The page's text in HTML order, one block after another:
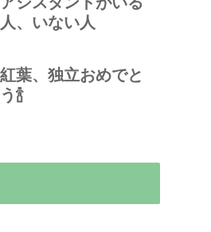
人、いない人
紅葉、独立おめでと
う🍾